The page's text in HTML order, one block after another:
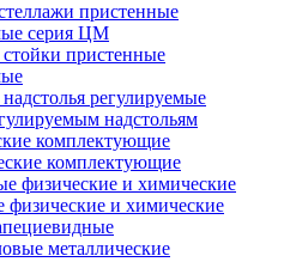
пристенные
серия ЦМ
пристенные
регулируемые
надстольям
комплектующие
комплектующие
физические и химические
физические и химические
металлические